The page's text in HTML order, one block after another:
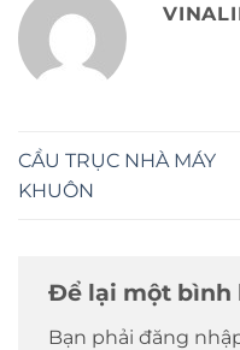
CẦU TRỤC NHÀ MÁY
KHUÔN
Để lại một bình
Bạn phải đăng